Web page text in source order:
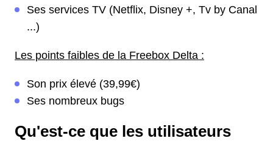
Ses services TV (Netflix, Disney +, Tv by Canal
...)
Les points faibles de la Freebox Delta :
Son prix élevé (39,99€)
Ses nombreux bugs
Qu'est-ce que les utilisateurs